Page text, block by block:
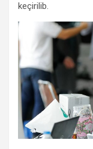
keçirilib.